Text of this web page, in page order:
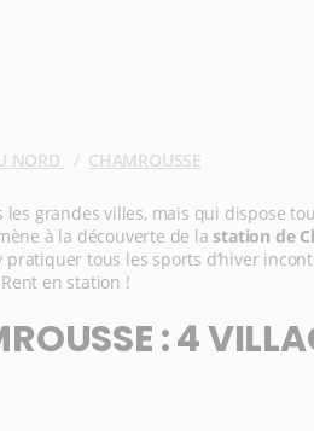
NORD CHAMROUSSE
grandes villes, mais qui dispose
à la découverte de la station de
tous les sports d’hiver
en station !
: 4